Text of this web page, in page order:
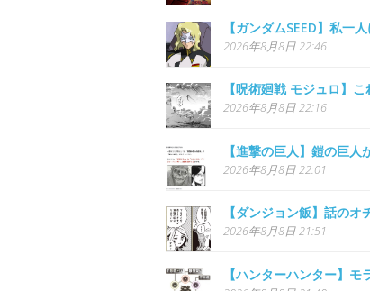
【ガンダムSEED】私一
2026年8月8日 22:46
【呪術廻戦 モジュロ】
2026年8月8日 22:16
【進撃の巨人】鎧の巨
2026年8月8日 22:01
【ダンジョン飯】話の
2026年8月8日 21:51
【ハンターハンター】